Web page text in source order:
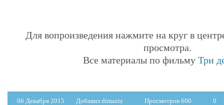
Для вопроизведения нажмите на круг в
просмотра.
Все материалы по фильму Три
06 Декабря 2015 Добавил dimaziz Просмотров 600 0